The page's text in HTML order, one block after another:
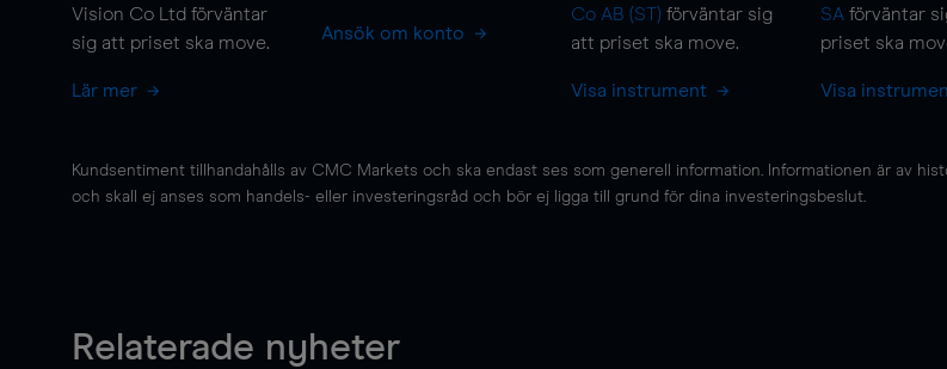
Vision Co Ltd förväntar
sig att priset ska move.
Lär mer
Ansök om konto
Co AB (ST) förväntar sig
att priset ska move.
Visa instrument
SA förväntar
priset ska
Visa
Kundsentiment tillhandahålls av CMC Markets och ska endast ses som generell information. Informationen är av
och skall ej anses som handels- eller investeringsråd och bör ej ligga till grund för dina investeringsbeslut.
Relaterade nyheter